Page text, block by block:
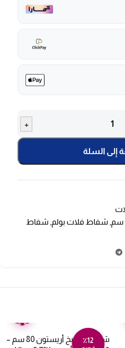
+
إلى السلة
, شفاط فلات بولم, شفاط
٪12
شفاط مطبخ أريستون 80 سم –